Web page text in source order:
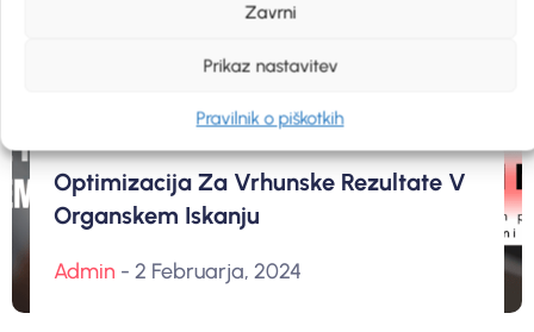
Zavrni
Prikaz nastavitev
Pravilnik o piškotkih
Optimizacija Za Vrhunske Rezultate V
Organskem Iskanju
Admin - 2 Februarja, 2024